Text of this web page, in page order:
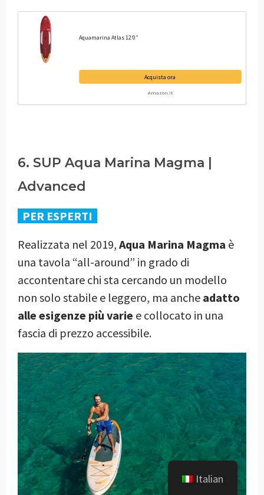
Aquamarina Atlas 12’0”
Acquista ora
Amazon.it
6. SUP Aqua Marina Magma |
Advanced
PER ESPERTI
Realizzata nel 2019, Aqua Marina Magma è
una tavola “all-around” in grado di
accontentare chi sta cercando un modello
non solo stabile e leggero, ma anche adatto
alle esigenze più varie e collocato in una
fascia di prezzo accessibile.
Italian